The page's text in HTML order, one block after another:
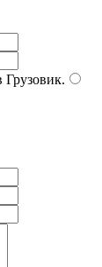
Грузовик.